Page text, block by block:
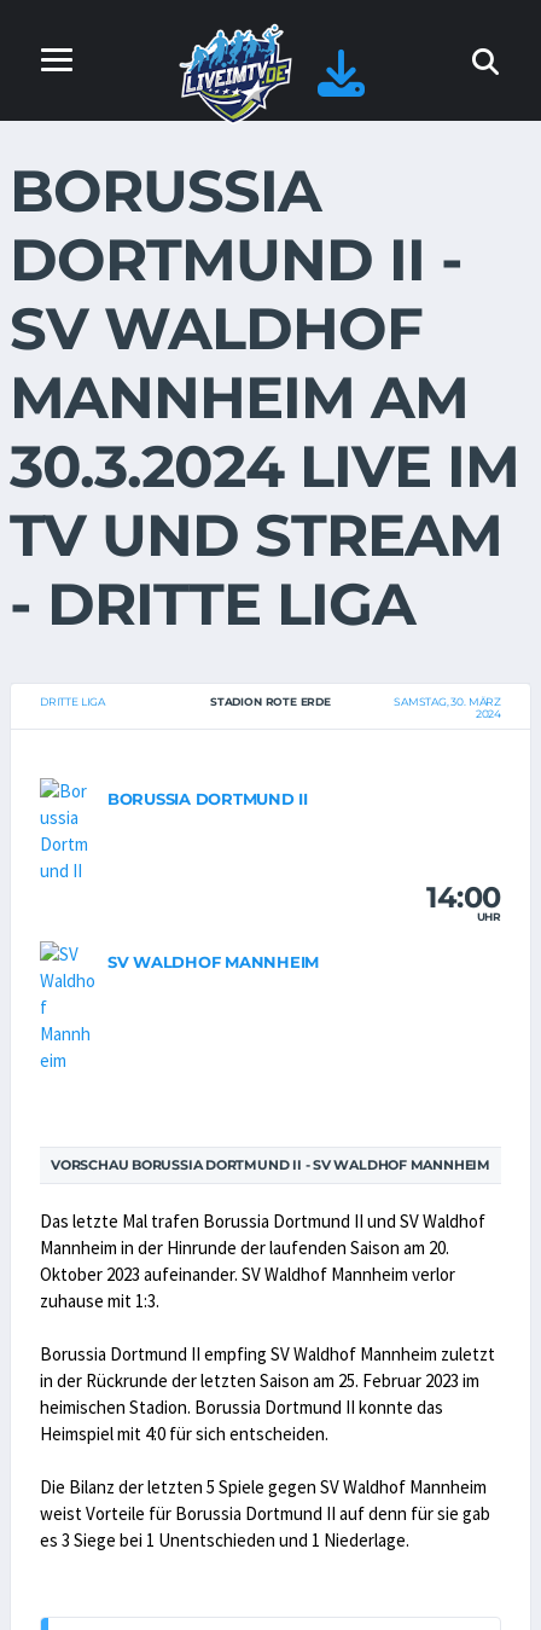
BORUSSIA
DORTMUND II -
SV WALDHOF
MANNHEIM AM
30.3.2024 LIVE IM
TV UND STREAM
- DRITTE LIGA
DRITTE LIGA STADION ROTE ERDE
SAMSTAG, 30. MÄRZ
2024
BORUSSIA DORTMUND II
14:00
UHR
SV WALDHOF MANNHEIM
VORSCHAU BORUSSIA DORTMUND II - SV WALDHOF MANNHEIM
Das letzte Mal trafen Borussia Dortmund II und SV Waldhof
Mannheim in der Hinrunde der laufenden Saison am 20.
Oktober 2023 aufeinander. SV Waldhof Mannheim verlor
zuhause mit 1:3.
Borussia Dortmund II empfing SV Waldhof Mannheim zuletzt
in der Rückrunde der letzten Saison am 25. Februar 2023 im
heimischen Stadion. Borussia Dortmund II konnte das
Heimspiel mit 4:0 für sich entscheiden.
Die Bilanz der letzten 5 Spiele gegen SV Waldhof Mannheim
weist Vorteile für Borussia Dortmund II auf denn für sie gab
es 3 Siege bei 1 Unentschieden und 1 Niederlage.